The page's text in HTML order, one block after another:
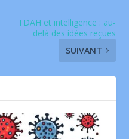
TDAH et intelligence : au-
delà des idées reçues
SUIVANT